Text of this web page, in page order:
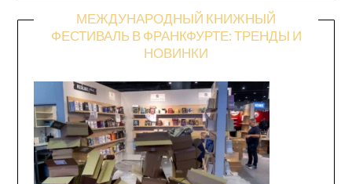
МЕЖДУНАРОДНЫЙ КНИЖНЫЙ
ФЕСТИВАЛЬ В ФРАНКФУРТЕ: ТРЕНДЫ И
НОВИНКИ